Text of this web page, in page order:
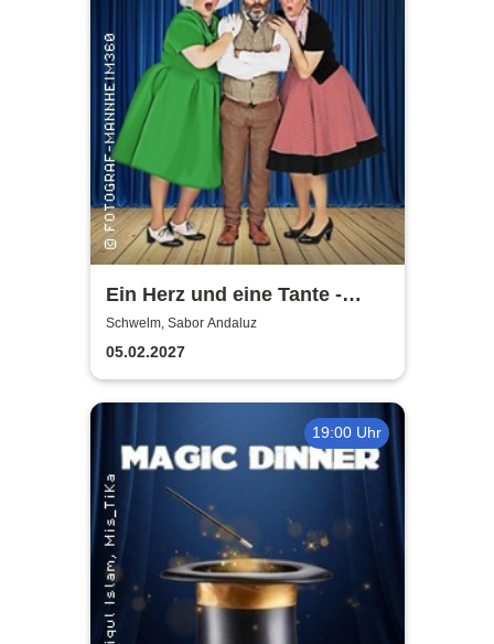
Ein Herz und eine Tante -
Dinner-Komödie
Schwelm, Sabor Andaluz
05.02.2027
19:00 Uhr